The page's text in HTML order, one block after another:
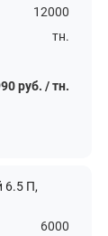
12000
тн.
руб. / тн.
6.5 П,
6000